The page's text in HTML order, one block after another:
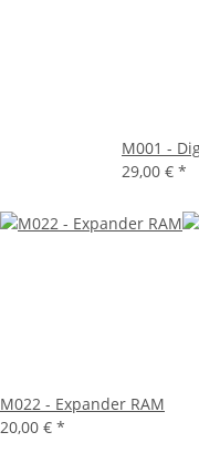
M001 -
29,00 € *
M022 - Expander RAM
20,00 € *